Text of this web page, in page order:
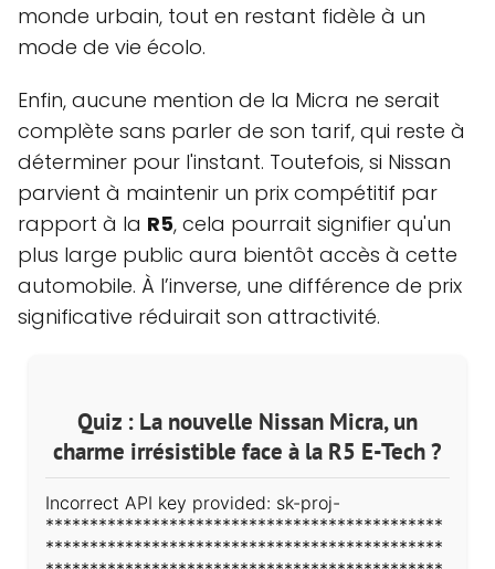
monde urbain, tout en restant fidèle à un
mode de vie écolo.
Enfin, aucune mention de la Micra ne serait
complète sans parler de son tarif, qui reste à
déterminer pour l'instant. Toutefois, si Nissan
parvient à maintenir un prix compétitif par
rapport à la R5, cela pourrait signifier qu'un
plus large public aura bientôt accès à cette
automobile. À l’inverse, une différence de prix
significative réduirait son attractivité.
Quiz : La nouvelle Nissan Micra, un
charme irrésistible face à la R5 E-Tech ?
Incorrect API key provided: sk-proj-
*********************************************
*********************************************